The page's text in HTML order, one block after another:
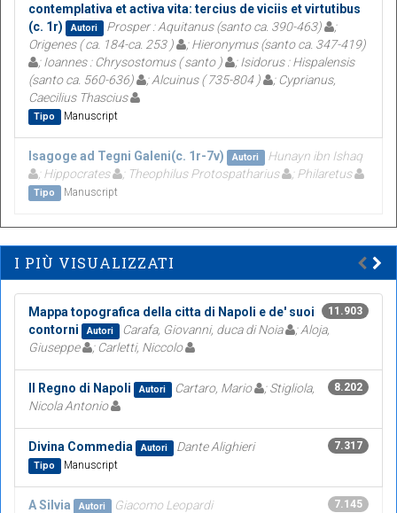
contemplativa et activa vita: tercius de viciis et virtutibus
(c. 1r)
Autori Prosper : Aquitanus (santo ca. 390-463)
;
Origenes ( ca. 184-ca. 253 )
; Hieronymus (santo ca. 347-419)
; Ioannes : Chrysostomus ( santo )
; Isidorus : Hispalensis
(santo ca. 560-636)
; Alcuinus ( 735-804 )
; Cyprianus,
Caecilius Thascius
Tipo Manuscript
Isagoge ad Tegni Galeni(c. 1r-7v) Autori
Hunayn ibn Ishaq
; Hippocrates
; Theophilus Protospatharius ; Philaretus
Tipo Manuscript
I PIÙ VISUALIZZATI
11.903
Mappa topografica della citta di Napoli e de' suoi
contorni
Autori Carafa, Giovanni, duca di Noia
; Aloja,
Giuseppe
; Carletti, Niccolo
8.202
Il Regno di Napoli Autori Cartaro, Mario
; Stigliola,
Nicola Antonio
7.317
Divina Commedia Autori Dante Alighieri
Tipo Manuscript
7.145
A Silvia Autori Giacomo Leopardi